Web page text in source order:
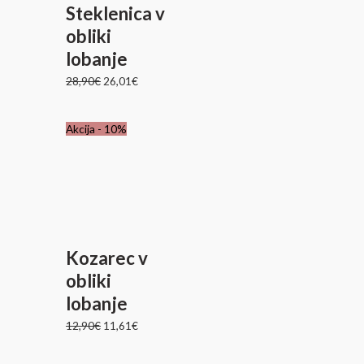
Steklenica v
obliki
lobanje
28,90€ 26,01€
Akcija - 10%
Kozarec v
obliki
lobanje
12,90€
Izvirna
11,61€